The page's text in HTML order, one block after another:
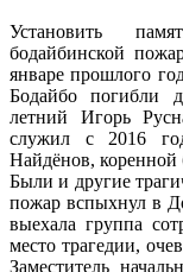
Установить
бодайбинской
январе прошлого
Бодайбо погибли
летний Игорь
служил с 2016
Найдёнов, коренной
Были и другие
пожар вспыхнул в
выехала группа
место трагедии,
Заместитель